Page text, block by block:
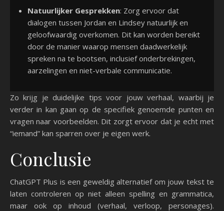
Natuurlijker Gesprekken: Zorg ervoor dat
dialogen tussen Jordan en Lindsey natuurlijk en
geloofwaardig overkomen. Dit kan worden bereikt
door de manier waarop mensen daadwerkelijk
spreken na te bootsen, inclusief onderbrekingen,
aarzelingen en niet-verbale communicatie.
Zo krijg je duidelijke tips voor jouw verhaal, waarbij je
verder in kan gaan op de specifiek genoemde punten en
vragen naar voorbeelden. Dit zorgt ervoor dat je echt met
“iemand” kan sparren over je eigen werk.
Conclusie
ChatGPT Plus is een geweldig alternatief om jouw tekst te
laten controleren op niet alleen spelling en grammatica,
maar ook op inhoud (verhaal, verloop, personages).